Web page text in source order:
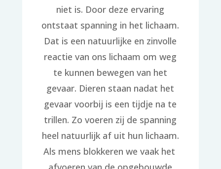
niet is. Door deze ervaring
ontstaat spanning in het lichaam.
Dat is een natuurlijke en zinvolle
reactie van ons lichaam om weg
te kunnen bewegen van het
gevaar. Dieren staan nadat het
gevaar voorbij is een tijdje na te
trillen. Zo voeren zij de spanning
heel natuurlijk af uit hun lichaam.
Als mens blokkeren we vaak het